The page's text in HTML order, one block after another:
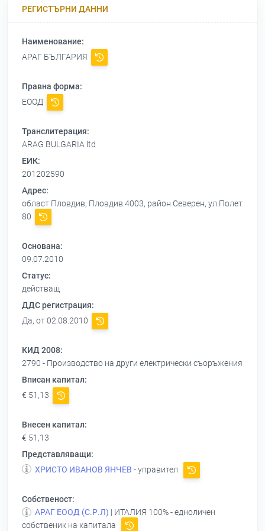
РЕГИСТЪРНИ ДАННИ
Наименование:
АРАГ БЪЛГАРИЯ
Правна форма:
ЕООД
Транслитерация:
ARAG BULGARIA ltd
ЕИК:
201202590
Адрес:
област Пловдив, Пловдив 4003, район Северен, ул.Полет
80
Основана:
09.07.2010
Статус:
действащ
ДДС регистрация:
Да, от 02.08.2010
КИД 2008:
2790 - Производство на други електрически съоръжения
Вписан капитал:
€ 51,13
Внесен капитал:
€ 51,13
Представляващи:
ХРИСТО ИВАНОВ ЯНЧЕВ - управител
Собственост:
АРАГ ЕООД (С.Р.Л) | ИТАЛИЯ 100% - едноличен
собственик на капитала